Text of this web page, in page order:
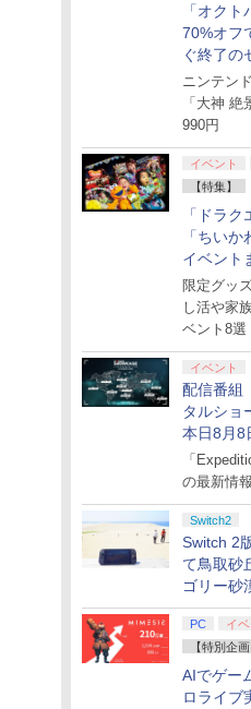
「オクト
70%オフ
ぐ終了の
【8月8日
ニンテン
「大神
990円
イベント
【特集】
「ドラク
「ちい
イベント
集】
限定グッ
し活や家
ベント8選
イベント
配信番組
タルショ
本日8月8
「
の最新情
Switch2
Switch 2
て鳥取砂
ゴリー砂
てみた
PC
イベ
【特別企画
AIでゲー
ロライブ